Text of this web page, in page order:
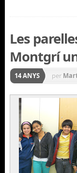
Les
Montgrí
14 ANYS per